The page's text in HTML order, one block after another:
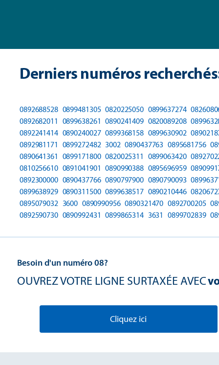
Derniers numéros
0892688528 0899481305 0820225050 0899637274
0892682011 0899638261 0890241409 0820089208
0892241414 0890240027 0899368158 0899630902
0892981171 0899272482 3002 0890437763 0895681756
0890641361 0899171800 0820025311 0899063420
0810256610 0891041901 0890990388 0895696959
0892300000 0890437766 0890797900 0890790093
0899638929 0890311500 0899638517 0890210446
0895079032 3600 0890990956 0890321470 0892700205
0892590730 0890992431 0899865314 3631 0899702839
Besoin d'un numéro 08?
OUVREZ VOTRE LIGNE SURTAXÉE AVEC
Cliquez ici